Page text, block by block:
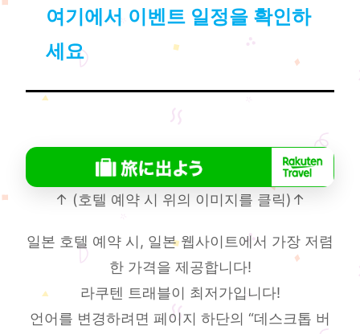
여기에서 이벤트 일정을 확인하
세요
↑ (호텔 예약 시 위의 이미지를 클릭)↑
일본 호텔 예약 시, 일본 웹사이트에서 가장 저렴
한 가격을 제공합니다!
라쿠텐 트래블이 최저가입니다!
언어를 변경하려면 페이지 하단의 “데스크톱 버